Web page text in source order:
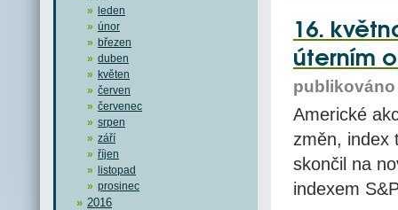
leden
únor
březen
duben
květen
červen
červenec
srpen
září
říjen
listopad
prosinec
2016
16.
úterním
publikováno
Americké
změn, index
skončil na
indexem